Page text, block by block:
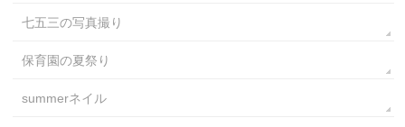
七五三の写真撮り
保育園の夏祭り
summerネイル